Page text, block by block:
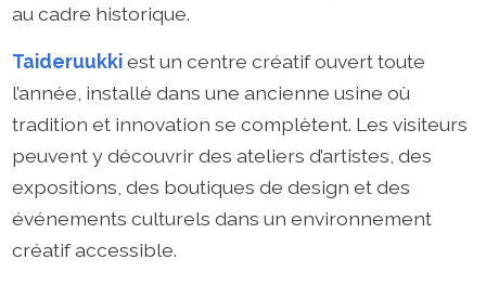
au cadre historique.
Taideruukkiest un centre créatif ouvert toute
l’année, installé dans une ancienne usine où
tradition et innovation se complètent. Les visiteurs
peuvent y découvrir des ateliers d’artistes, des
expositions, des boutiques de design et des
événements culturels dans un environnement
créatif accessible.